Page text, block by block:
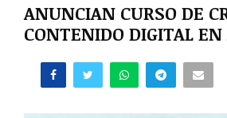
ANUNCIAN CURSO DE
CONTENIDO DIGITAL EN